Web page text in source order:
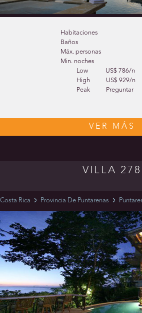
Habitaciones
Baños
Máx. personas
Min. noches
Low
US$ 786/n
High
US$ 929/n
Peak
Preguntar
VER MÁS
VILLA 278
Costa Rica Provincia De Puntarenas